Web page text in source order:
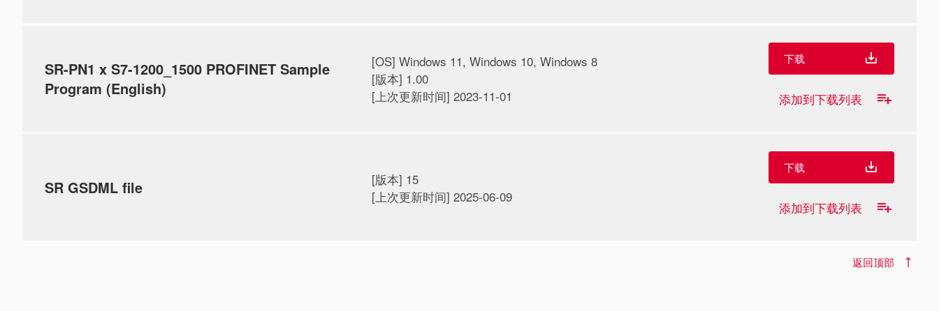
SR-PN1 x S7-1200_1500 PROFINET Sample
Program (English)
[OS] Windows 11, Windows 10, Windows 8
[版本] 1.00
[上次更新时间] 2023-11-01
下载
添加到下载列表
SR GSDML file
[版本] 15
[上次更新时间] 2025-06-09
下载
添加到下载列表
返回顶部